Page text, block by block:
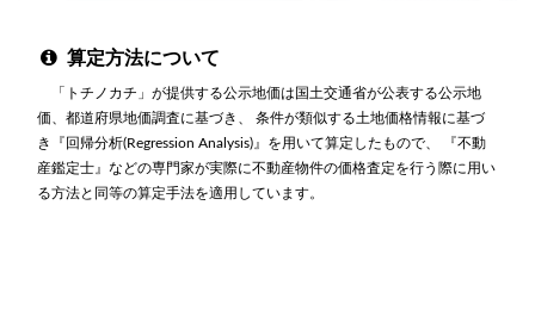
算定方法について
「トチノカチ」が提供する公示地価は国土交通省が公表する公示地
価、都道府県地価調査に基づき、 条件が類似する土地価格情報に基づ
き『回帰分析(Regression Analysis)』を用いて算定したもので、 『不動
産鑑定士』などの専門家が実際に不動産物件の価格査定を行う際に用い
る方法と同等の算定手法を適用しています。